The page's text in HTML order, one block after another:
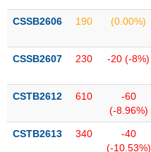
CSSB2606 190 (0.00%)
CSSB2607 230 -20 (-8%)
CSTB2612 610
-60
(-8.96%)
CSTB2613 340
-40
(-10.53%)
TIỆN
ÍCH
BẤT
SẢN